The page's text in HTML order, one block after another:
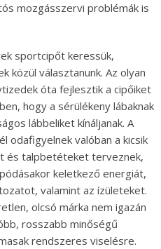
mozgásszervi problémák is
sportcipőt keressük,
közül választanunk. Az olyan
óta fejlesztik a cipőiket
hogy a sérülékeny lábaknak
lábbeliket kínáljanak. A
odafigyelnek valóban a kicsik
és talpbetéteket terveznek,
keletkező energiát,
valamint az ízületeket.
olcsó márka nem igazán
rosszabb minőségű
rendszeres viselésre.